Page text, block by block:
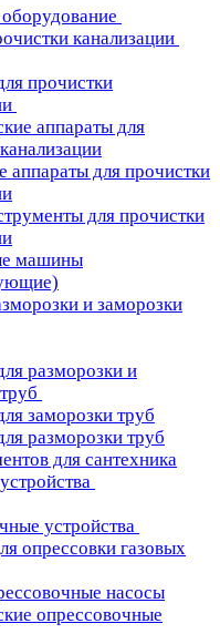
канализации
прочистки
аппараты для
аппараты для прочистки
для прочистки
машины
и заморозки
разморозки и
заморозки труб
разморозки труб
для сантехника
устройства
опрессовки газовых
насосы
опрессовочные